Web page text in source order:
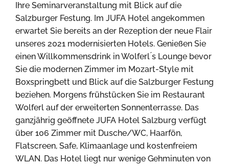
Ihre Seminarveranstaltung mit Blick auf die
Salzburger Festung. Im JUFA Hotel angekommen
erwartet Sie bereits an der Rezeption der neue Flair
unseres 2021 modernisierten Hotels. Genießen Sie
einen Willkommensdrink in Wolferl ́s Lounge bevor
Sie die modernen Zimmer im Mozart-Style mit
Boxspringbett und Blick auf die Salzburger Festung
beziehen. Morgens frühstücken Sie im Restaurant
Wolferl auf der erweiterten Sonnenterrasse. Das
ganzjährig geöffnete JUFA Hotel Salzburg verfügt
über 106 Zimmer mit Dusche/WC, Haarfön,
Flatscreen, Safe, Klimaanlage und kostenfreiem
WLAN. Das Hotel liegt nur wenige Gehminuten von